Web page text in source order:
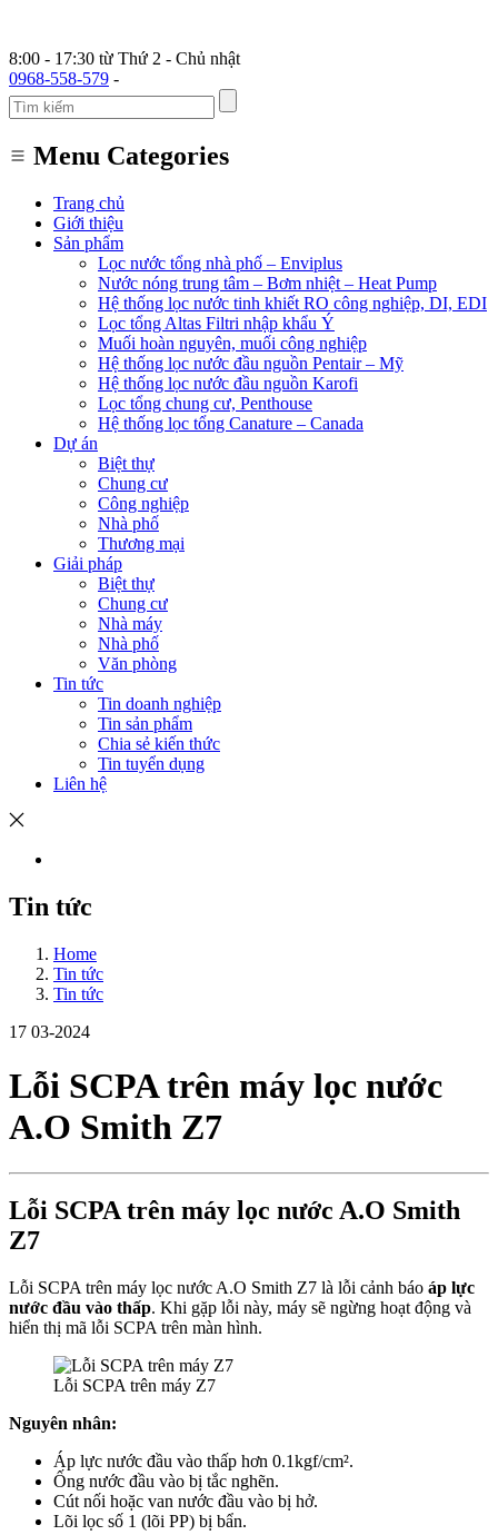
8:00 - 17:30 từ Thứ 2 - Chủ nhật
0968-558-579 -
Menu Categories
Trang chủ
Giới thiệu
Sản phẩm
Lọc nước tổng nhà phố – Enviplus
Nước nóng trung tâm – Bơm nhiệt – Heat Pump
Hệ thống lọc nước tinh khiết RO công nghiệp, DI, EDI
Lọc tổng Altas Filtri nhập khẩu Ý
Muối hoàn nguyên, muối công nghiệp
Hệ thống lọc nước đầu nguồn Pentair – Mỹ
Hệ thống lọc nước đầu nguồn Karofi
Lọc tổng chung cư, Penthouse
Hệ thống lọc tổng Canature – Canada
Dự án
Biệt thự
Chung cư
Công nghiệp
Nhà phố
Thương mại
Giải pháp
Biệt thự
Chung cư
Nhà máy
Nhà phố
Văn phòng
Tin tức
Tin doanh nghiệp
Tin sản phẩm
Chia sẻ kiến thức
Tin tuyển dụng
Liên hệ
Tin tức
Home
Tin tức
Tin tức
17 03-2024
Lỗi SCPA trên máy lọc nước
A.O Smith Z7
Lỗi SCPA trên máy lọc nước A.O Smith
Z7
Lỗi SCPA trên máy lọc nước A.O Smith Z7 là lỗi cảnh báo áp lực
nước đầu vào thấp. Khi gặp lỗi này, máy sẽ ngừng hoạt động và
hiển thị mã lỗi SCPA trên màn hình.
Lỗi SCPA trên máy Z7
Nguyên nhân:
Áp lực nước đầu vào thấp hơn 0.1kgf/cm².
Ống nước đầu vào bị tắc nghẽn.
Cút nối hoặc van nước đầu vào bị hở.
Lõi lọc số 1 (lõi PP) bị bẩn.